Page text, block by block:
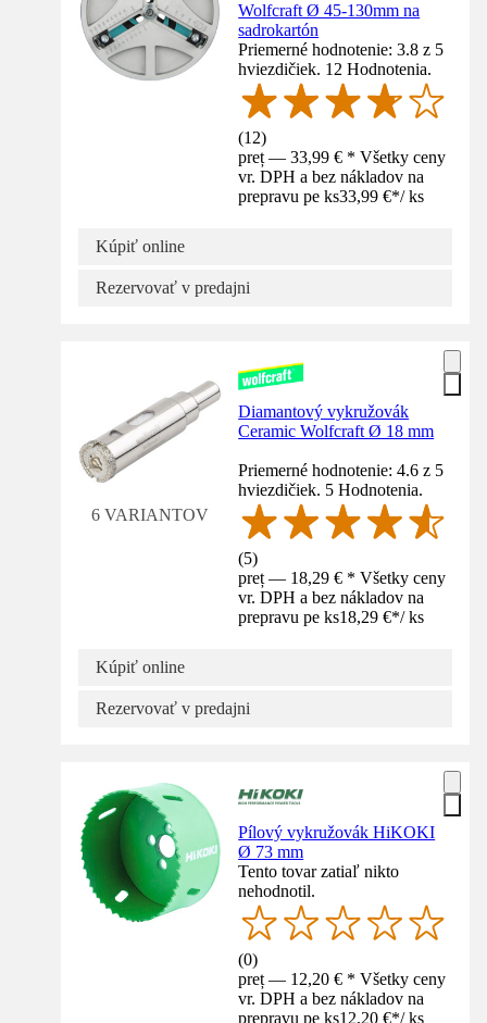
Wolfcraft Ø 45-130mm na
sadrokartón
Priemerné hodnotenie: 3.8 z 5
hviezdičiek. 12 Hodnotenia.
(12)
preț — 33,99 € * Všetky ceny
vr. DPH a bez nákladov na
prepravu pe ks33,99 €*/ ks
Kúpiť online
Rezervovať v predajni
6 VARIANTOV
Diamantový vykružovák
Ceramic Wolfcraft Ø 18 mm
Priemerné hodnotenie: 4.6 z 5
hviezdičiek. 5 Hodnotenia.
(5)
preț — 18,29 € * Všetky ceny
vr. DPH a bez nákladov na
prepravu pe ks18,29 €*/ ks
Kúpiť online
Rezervovať v predajni
Pílový vykružovák HiKOKI
Ø 73 mm
Tento tovar zatiaľ nikto
nehodnotil.
(0)
preț — 12,20 € * Všetky ceny
vr. DPH a bez nákladov na
prepravu pe ks12,20 €*/ ks